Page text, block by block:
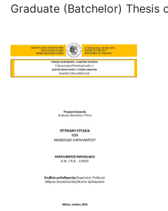
Graduate (Batchelor) Thesis